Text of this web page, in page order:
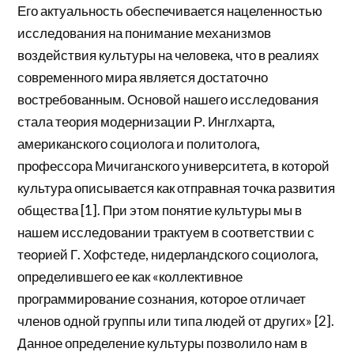
Его актуальность обеспечивается нацеленностью
исследования на понимание механизмов
воздействия культуры на человека, что в реалиях
современного мира является достаточно
востребованным. Основой нашего исследования
стала теория модернизации Р. Инглхарта,
американского социолога и политолога,
профессора Мичиганского университета, в которой
культура описывается как отправная точка развития
общества [1]. При этом понятие культуры мы в
нашем исследовании трактуем в соответствии с
теорией Г. Хофстеде, нидерландского социолога,
определившего ее как «коллективное
программирование сознания, которое отличает
членов одной группы или типа людей от других» [2].
Данное определение культуры позволило нам в